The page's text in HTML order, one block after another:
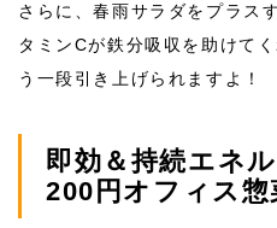
さらに、春雨サラダをプラス
タミンCが鉄分吸収を助けて
う一段引き上げられますよ！
即効＆持続エネ
200 円オフィス